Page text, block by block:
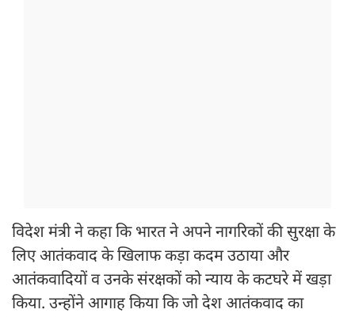
विदेश मंत्री ने कहा कि भारत ने अपने नागरिकों की सुरक्षा के
लिए आतंकवाद के खिलाफ कड़ा कदम उठाया और
आतंकवादियों व उनके संरक्षकों को न्याय के कटघरे में खड़ा
किया. उन्होंने आगाह किया कि जो देश आतंकवाद का